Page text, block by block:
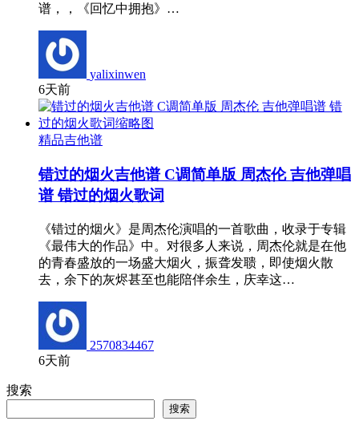
谱，，《回忆中拥抱》…
yalixinwen
6天前
精品吉他谱
错过的烟火吉他谱 C调简单版 周杰伦 吉他弹唱
谱 错过的烟火歌词
《错过的烟火》是周杰伦演唱的一首歌曲，收录于专辑
《最伟大的作品》中。对很多人来说，周杰伦就是在他
的青春盛放的一场盛大烟火，振聋发聩，即使烟火散
去，余下的灰烬甚至也能陪伴余生，庆幸这…
2570834467
6天前
搜索
搜索